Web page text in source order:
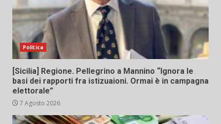
Politica
[Sicilia] Regione. Pellegrino a Mannino “Ignora le
basi dei rapporti fra istizuaioni. Ormai è in campagna
elettorale”
7 Agosto 2026